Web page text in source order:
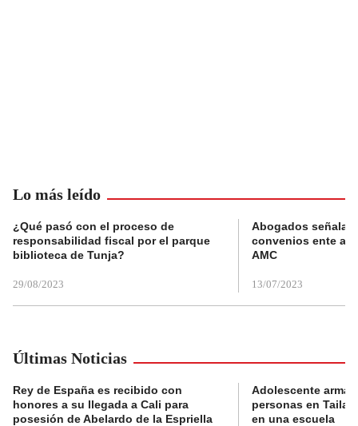
Lo más leído
¿Qué pasó con el proceso de
responsabilidad fiscal por el parque
biblioteca de Tunja?
29/08/2023
Abogados
convenios ente
AMC
13/07/2023
Últimas Noticias
Rey de España es recibido con
honores a su llegada a Cali para
posesión de Abelardo de la Espriella
Adolescente
personas en
en una escuela